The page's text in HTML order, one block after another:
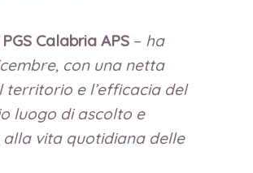
Calabria APS – ha
con una netta
territorio e l’efficacia del
luogo di ascolto e
alla vita quotidiana delle